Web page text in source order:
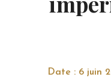
Date : 6 juin